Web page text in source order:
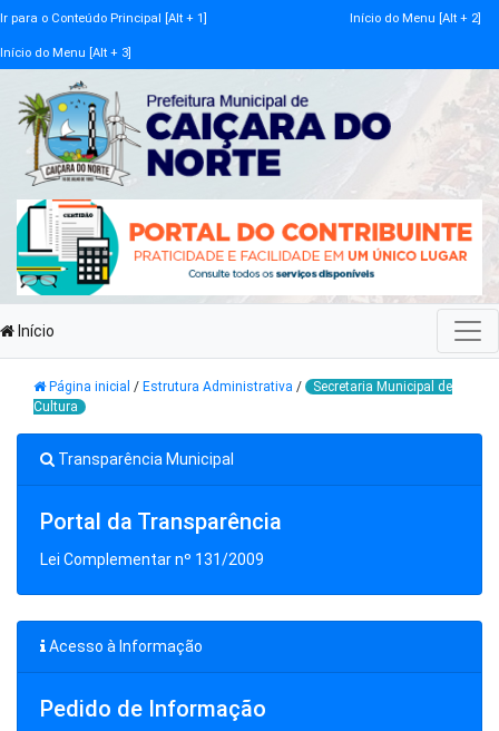
Ir para o Conteúdo Principal [Alt + 1] Início do Menu [Alt + 2]
Início do Menu [Alt + 3]
Início
Página inicial / Estrutura Administrativa /
Secretaria Municipal de
Cultura
Transparência Municipal
Portal da Transparência
Lei Complementar nº 131/2009
Acesso à Informação
Pedido de Informação